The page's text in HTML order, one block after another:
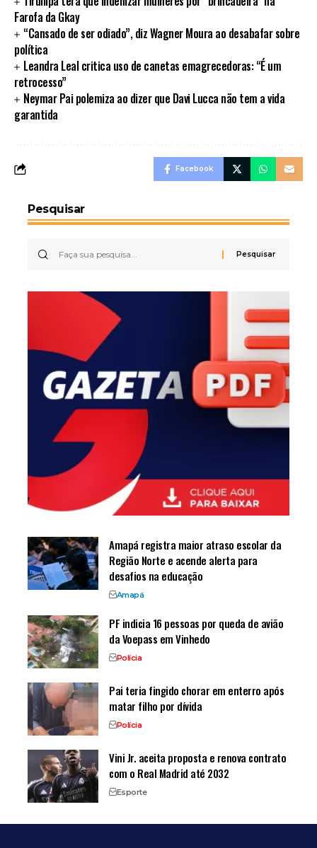
Farofa da Gkay
“Cansado de ser odiado”, diz Wagner Moura ao desabafar sobre
política
Leandra Leal critica uso de canetas emagrecedoras: “É um
retrocesso”
Neymar Pai polemiza ao dizer que Davi Lucca não tem a vida
garantida
Facebook
Pesquisar
Amapá registra maior atraso escolar da
Região Norte e acende alerta para
desafios na educação
Amapá
PF indicia 16 pessoas por queda de avião
da Voepass em Vinhedo
Polícia
Pai teria fingido chorar em enterro após
matar filho por dívida
Polícia
Vini Jr. aceita proposta e renova contrato
com o Real Madrid até 2032
Esporte